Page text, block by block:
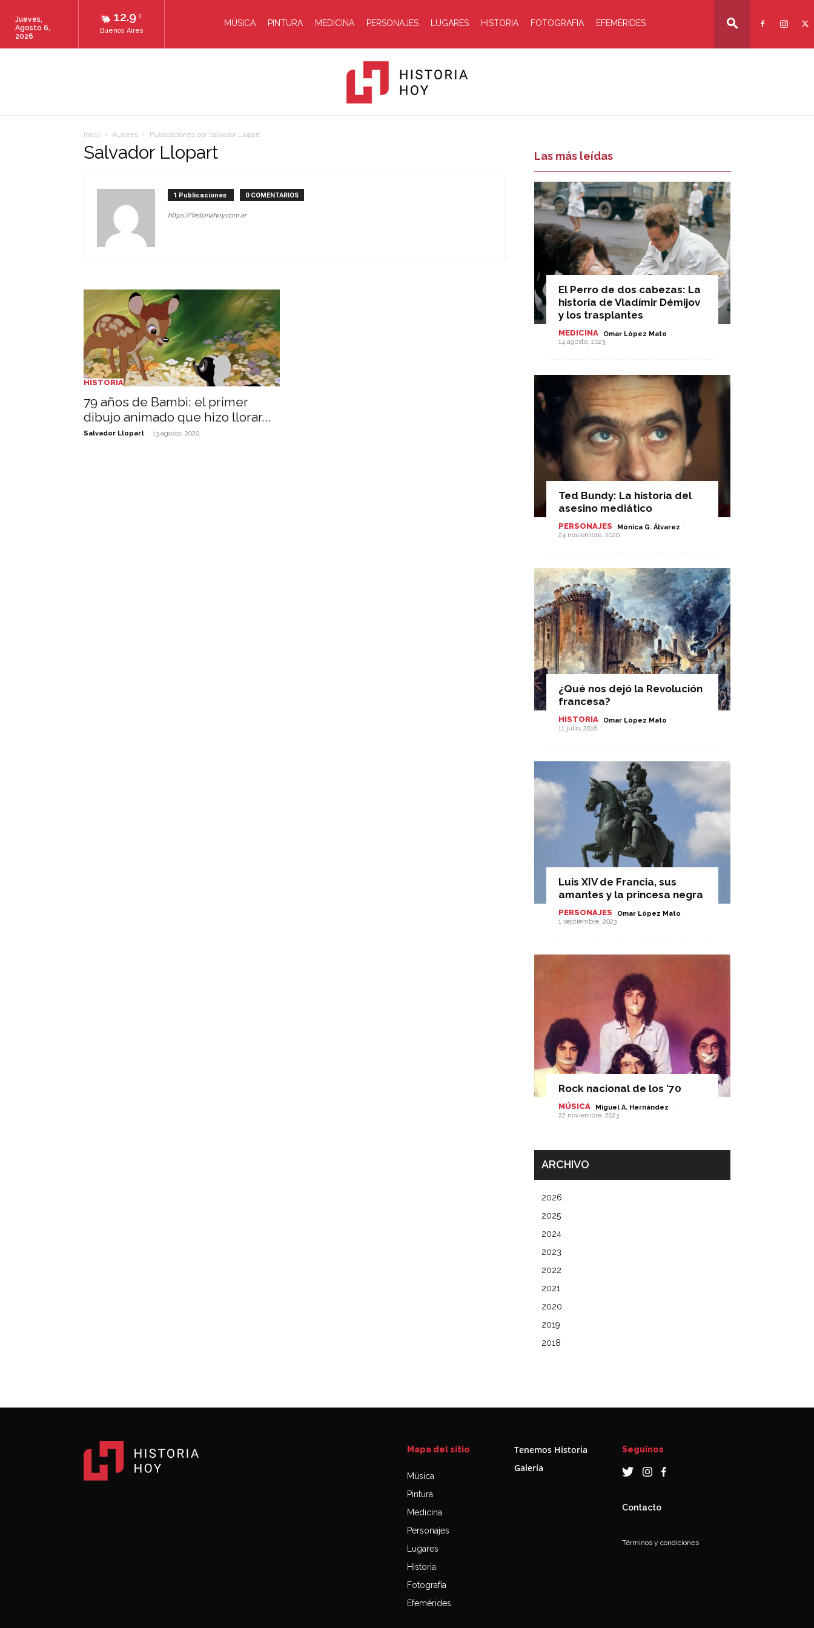
12.9 C
Buenos Aires
Jueves,
Agosto 6,
2026
MÚSICA PINTURA MEDICINA PERSONAJES LUGARES HISTORIA FOTOGRAFIA EFEMÉRIDES
Inicio Autores Publicaciones por Salvador Llopart
Salvador Llopart
1 Publicaciones 0 COMENTARIOS
https://historiahoy.com.ar
HISTORIA
79 años de Bambi: el primer
dibujo animado que hizo llorar...
Salvador Llopart - 13 agosto, 2020
Las más leídas
El Perro de dos cabezas: La
historia de Vladímir Démijov
y los trasplantes
MEDICINA Omar López Mato -
14 agosto, 2023
Ted Bundy: La historia del
asesino mediático
PERSONAJES Mónica G. Álvarez -
24 noviembre, 2020
¿Qué nos dejó la Revolución
francesa?
HISTORIA Omar López Mato -
11 julio, 2018
Luis XIV de Francia, sus
amantes y la princesa negra
PERSONAJES Omar López Mato -
1 septiembre, 2023
Rock nacional de los ’70
MÚSICA Miguel A. Hernández -
22 noviembre, 2023
ARCHIVO
2026
2025
2024
2023
2022
2021
2020
2019
2018
Mapa del sitio
Música
Pintura
Medicina
Personajes
Lugares
Historia
Fotografía
Efemérides
Tenemos Historia
Galería
Seguinos
Contacto
Términos y condiciones